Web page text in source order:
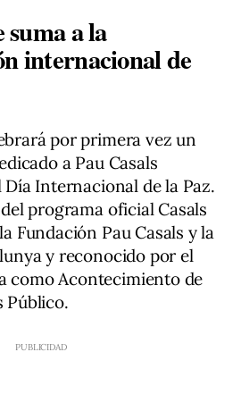
suma a la
internacional de
por primera vez un
a Pau Casals
Internacional de la Paz.
programa oficial Casals
Fundación Pau Casals y la
y reconocido por el
como Acontecimiento de
Público.